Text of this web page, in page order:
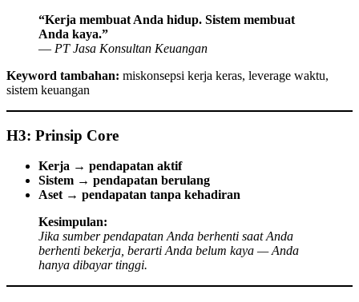
“Kerja membuat Anda hidup. Sistem membuat
Anda kaya.”
— PT Jasa Konsultan Keuangan
Keyword tambahan: miskonsepsi kerja keras, leverage waktu,
sistem keuangan
H3: Prinsip Core
Kerja → pendapatan aktif
Sistem → pendapatan berulang
Aset → pendapatan tanpa kehadiran
Kesimpulan:
Jika sumber pendapatan Anda berhenti saat Anda
berhenti bekerja, berarti Anda belum kaya — Anda
hanya dibayar tinggi.